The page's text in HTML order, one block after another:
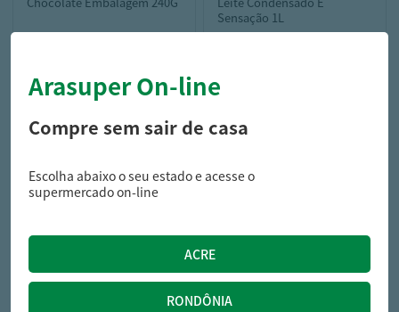
R$ 35,99
Sensação 1L
Arasuper On-line
Compre sem sair de casa
Escolha abaixo o seu estado e acesse o
supermercado on-line